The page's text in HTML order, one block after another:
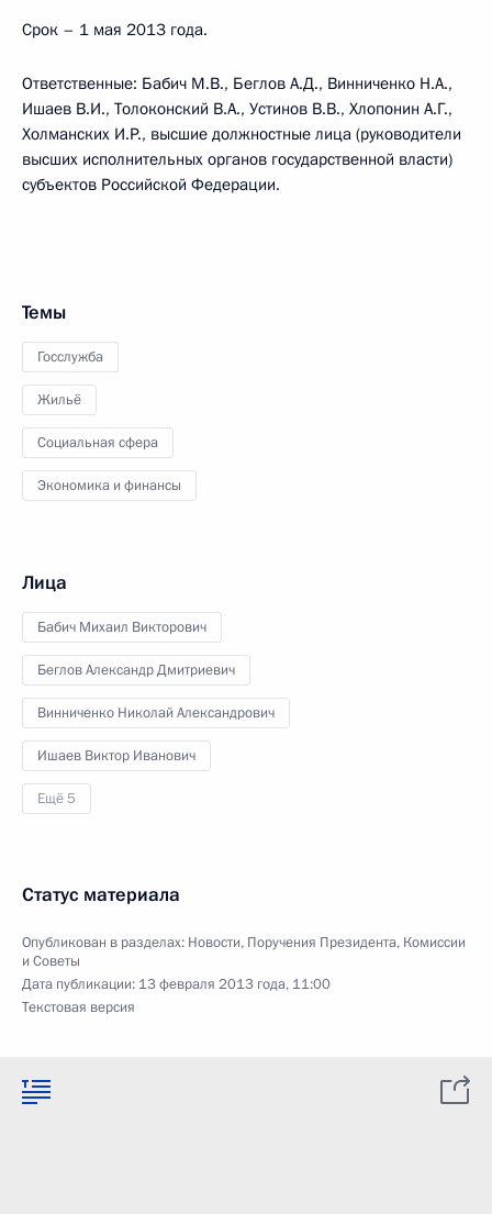
Срок – 1 мая 2013 года.
Ответственные: Бабич М.В., Беглов А.Д., Винниченко Н.А.,
Ишаев В.И., Толоконский В.А., Устинов В.В., Хлопонин А.Г.,
Холманских И.Р., высшие должностные лица (руководители
высших исполнительных органов государственной власти)
субъектов Российской Федерации.
Темы
Госслужба
Жильё
Социальная сфера
Экономика и финансы
Лица
Бабич Михаил Викторович
Беглов Александр Дмитриевич
Винниченко Николай Александрович
Ишаев Виктор Иванович
Ещё 5
Статус материала
Опубликован в разделах: Новости, Поручения Президента, Комиссии
и Советы
Дата публикации: 13 февраля 2013 года, 11:00
Текстовая версия